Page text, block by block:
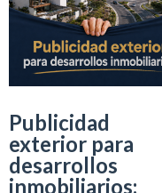
Publicidad
exterior para
desarrollos
inmobiliarios: